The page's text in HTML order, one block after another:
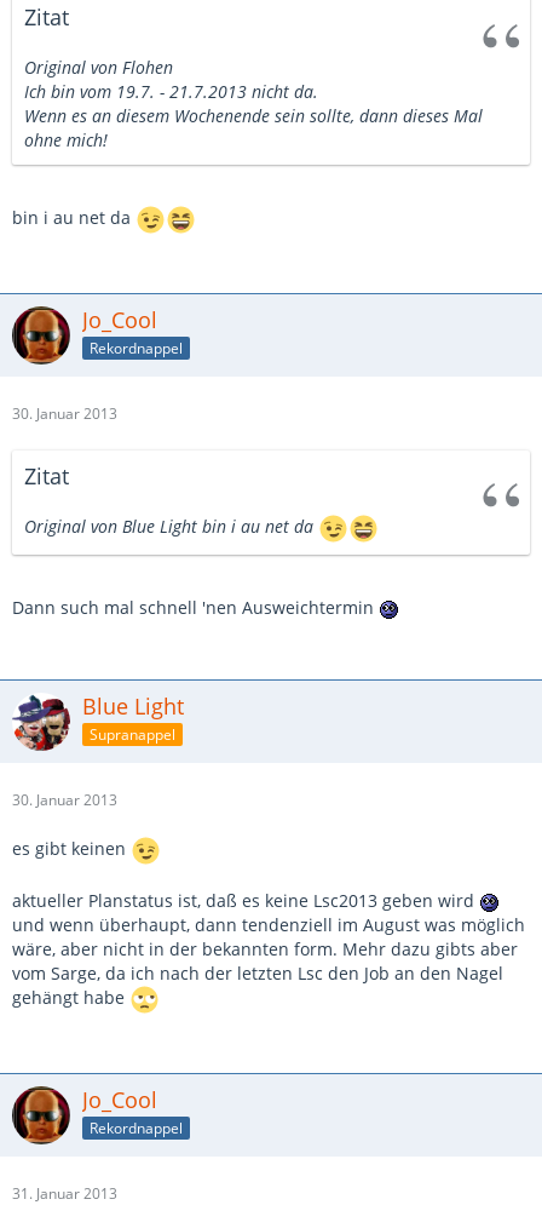
Zitat
Original von Flohen
Ich bin vom 19.7. - 21.7.2013 nicht da.
Wenn es an diesem Wochenende sein sollte, dann dieses Mal
ohne mich!
bin i au net da
Jo_Cool
Rekordnappel
30. Januar 2013
Zitat
Original von Blue Light bin i au net da
Dann such mal schnell 'nen Ausweichtermin
Blue Light
Supranappel
30. Januar 2013
es gibt keinen
aktueller Planstatus ist, daß es keine Lsc2013 geben wird
und wenn überhaupt, dann tendenziell im August was möglich
wäre, aber nicht in der bekannten form. Mehr dazu gibts aber
vom Sarge, da ich nach der letzten Lsc den Job an den Nagel
gehängt habe
Jo_Cool
Rekordnappel
31. Januar 2013